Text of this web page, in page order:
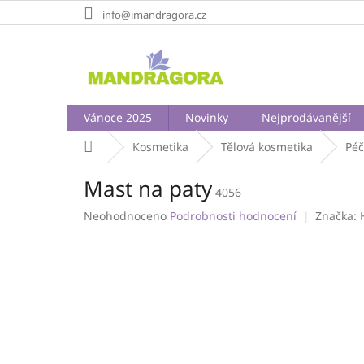
na
info@imandragora.cz
Vánoce 2025 Novinky Nejprodávanější
Domů Kosmetika Tělová kosmetika
Mast na paty 4056
Průměrné
Neohodnoceno Podrobnosti hodnocení Značka: